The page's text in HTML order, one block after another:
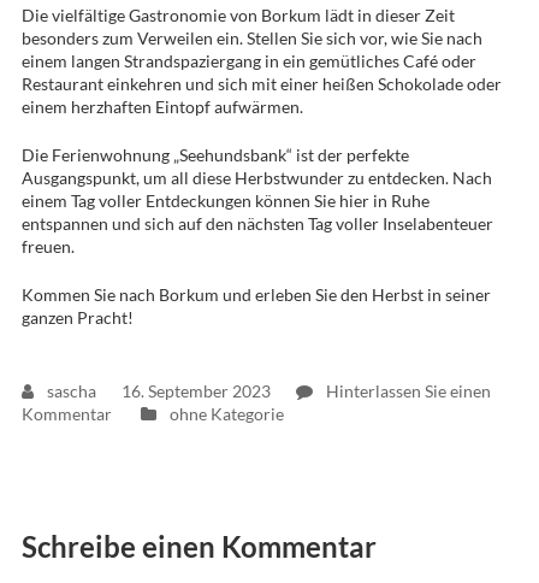
Die vielfältige Gastronomie von Borkum lädt in dieser Zeit
besonders zum Verweilen ein. Stellen Sie sich vor, wie Sie nach
einem langen Strandspaziergang in ein gemütliches Café oder
Restaurant einkehren und sich mit einer heißen Schokolade oder
einem herzhaften Eintopf aufwärmen.
Die Ferienwohnung „Seehundsbank“ ist der perfekte
Ausgangspunkt, um all diese Herbstwunder zu entdecken. Nach
einem Tag voller Entdeckungen können Sie hier in Ruhe
entspannen und sich auf den nächsten Tag voller Inselabenteuer
freuen.
Kommen Sie nach Borkum und erleben Sie den Herbst in seiner
ganzen Pracht!
sascha 16. September 2023
Hinterlassen Sie einen
Kommentar
ohne Kategorie
Schreibe einen Kommentar